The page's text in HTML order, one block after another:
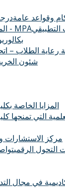
وقواعد عامة
المهني في المحاسبة - MPA
رعاية الطلاب –
شئون
المزايا الخاصة
التي تمنحها
مركز الاستشارات
التحول الرقمي
في مجال